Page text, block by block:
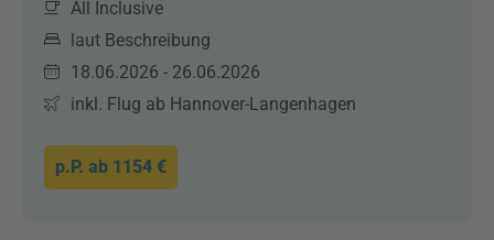
All Inclusive
laut Beschreibung
18.06.2026 - 26.06.2026
inkl. Flug ab Hannover-Langenhagen
p.P. ab 1154 €